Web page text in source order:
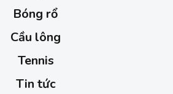
Bóng rổ
Cầu lông
Tennis
Tin tức